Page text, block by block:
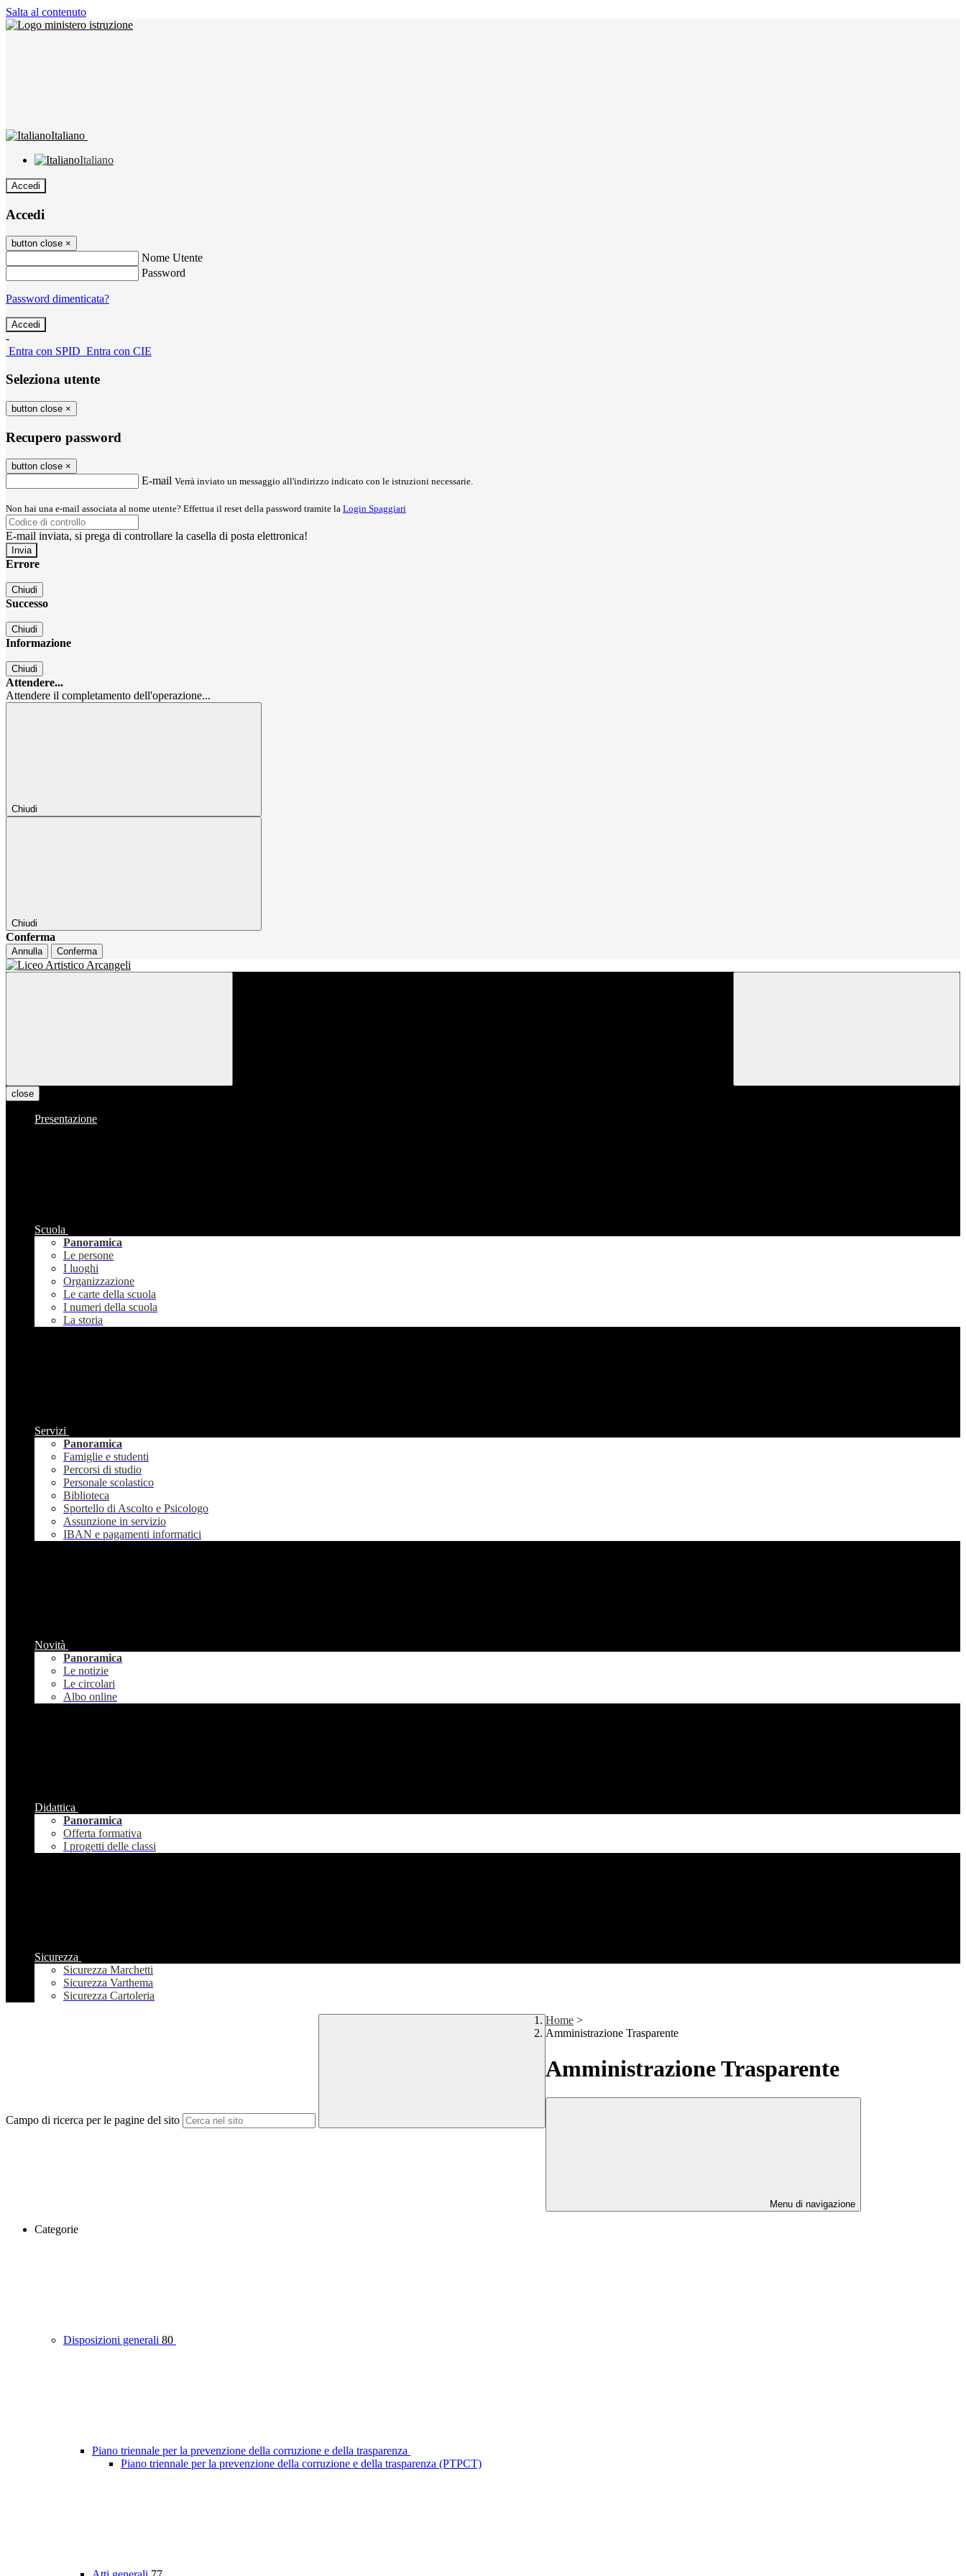
Salta al contenuto
Italiano
Italiano
Accedi
Accedi
button close ×
Nome Utente
Password
Password dimenticata?
-
Entra con SPID Entra con CIE
Seleziona utente
button close ×
Recupero password
button close ×
E-mail Verrà inviato un messaggio all'indirizzo indicato con le istruzioni necessarie.
Non hai una e-mail associata al nome utente? Effettua il reset della password tramite la Login Spaggiari
E-mail inviata, si prega di controllare la casella di posta elettronica!
Errore
Chiudi
Successo
Chiudi
Informazione
Chiudi
Attendere...
Attendere il completamento dell'operazione...
Chiudi
Chiudi
Conferma
Annulla Conferma
close
Presentazione
Scuola
Panoramica
Le persone
I luoghi
Organizzazione
Le carte della scuola
I numeri della scuola
La storia
Servizi
Panoramica
Famiglie e studenti
Percorsi di studio
Personale scolastico
Biblioteca
Sportello di Ascolto e Psicologo
Assunzione in servizio
IBAN e pagamenti informatici
Novità
Panoramica
Le notizie
Le circolari
Albo online
Didattica
Panoramica
Offerta formativa
I progetti delle classi
Sicurezza
Sicurezza Marchetti
Sicurezza Varthema
Sicurezza Cartoleria
Campo di ricerca per le pagine del sito
Home >
Amministrazione Trasparente
Amministrazione Trasparente
Menu di navigazione
Categorie
Disposizioni generali 80
Piano triennale per la prevenzione della corruzione e della trasparenza
Piano triennale per la prevenzione della corruzione e della trasparenza (PTPCT)